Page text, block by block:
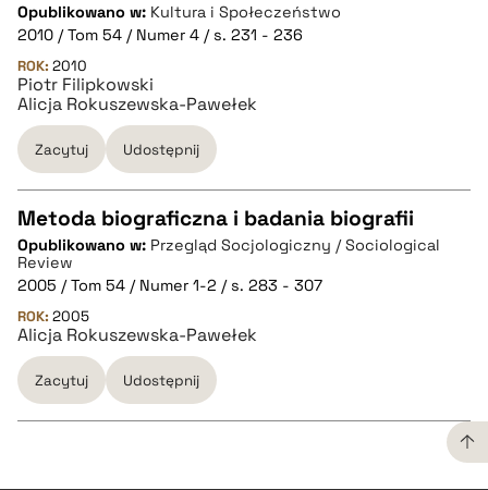
pobierz cytat
BIBTEX
pobierz cytat
Opublikowano w: Kultura i Społeczeństwo
2010 / Tom 54 / Numer 4 / s. 231 - 236
ROK: 2010
Piotr Filipkowski
Alicja Rokuszewska-Pawełek
Zacytuj Udostępnij
CZYSTY TEKST
pobierz cytat
BIBTEX
Metoda biograficzna i badania biografii
Opublikowano w: Przegląd Socjologiczny / Sociological
Review
2005 / Tom 54 / Numer 1-2 / s. 283 - 307
ROK: 2005
Alicja Rokuszewska-Pawełek
Zacytuj Udostępnij